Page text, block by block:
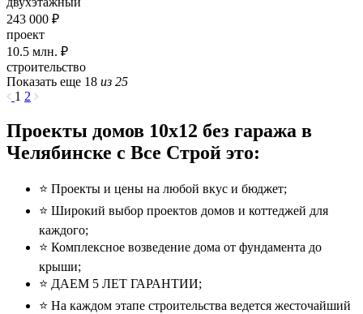
243 000 ₽
проект
10.5 млн. ₽
строительство
Показать еще 18 из 25
1 2
Проекты домов 10x12 без гаража в
Челябинске с Все Строй это:
⭐️ Проекты и цены на любой вкус и бюджет;
⭐️ Широкий выбор проектов домов и коттеджей для
каждого;
⭐️ Комплексное возведение дома от фундамента до
крыши;
⭐️ ДАЕМ 5 ЛЕТ ГАРАНТИИ;
⭐️ На каждом этапе строительства ведется жесточайший